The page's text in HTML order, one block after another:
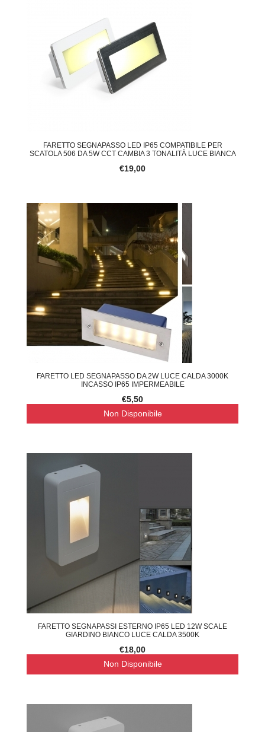
FARETTO SEGNAPASSO LED IP65 COMPATIBILE PER
SCATOLA 506 DA 5W CCT CAMBIA 3 TONALITÀ LUCE BIANCA
€19,00
FARETTO LED SEGNAPASSO DA 2W LUCE CALDA 3000K
INCASSO IP65 IMPERMEABILE
€5,50
Non Disponibile
FARETTO SEGNAPASSI ESTERNO IP65 LED 12W SCALE
GIARDINO BIANCO LUCE CALDA 3500K
€18,00
Non Disponibile